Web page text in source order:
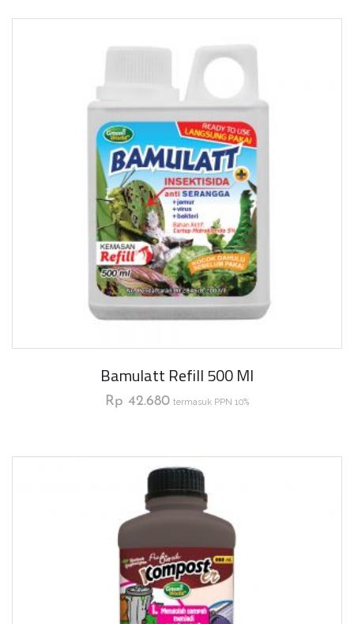
Bamulatt Refill 500 Ml
Rp 42.680 termasuk PPN 10%